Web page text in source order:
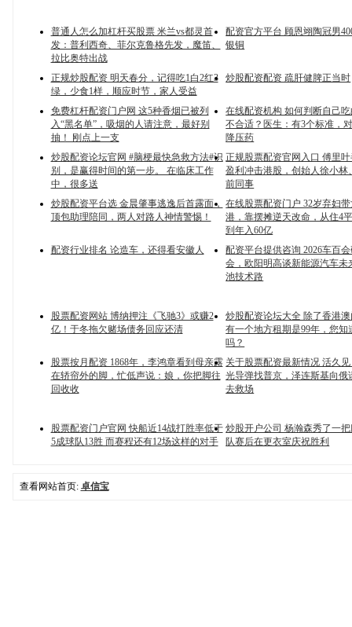
普通人怎么加杠杆买股票 米兰vs都灵首
发：普利西奇、菲尔克鲁格先发，魔笛、
拉比奥特出战
配资官方平台 顾恩翊陶冠男
银铜
正规炒股配资 明天春分，记得吃1白2红3
绿，少食1样，顺应时节，家人受益
炒股配资配资 疏肝健脾正当时
免费杠杆配资门户网 这5种香烟已被列
入“黑名单”，吸烟的人请注意，最好别
抽！ 刚点上一支
在线配资机构 如何判断自己
不合适？医生：有3个标准，
降压药
炒股配资论坛官网 #脑梗最快急救方法#识
别，是赢得时间的第一步。 在临床工作
中，很多送
正规股票配资官网入口 傅里
盈利冲击港股，创始人徐小林
前同事
炒股配资平台选 金晨肇事逃逸后首露面，
顶包助理陪同，两人对路人神情警惕！
在线股票配资门户 32岁弃妇
港，靠摆摊逆天改命，从住4
到年入60亿
配资行业排名 论造车，还得看安徽人
配资平台提供咨询 2026车百
会，欧阳明高谈新能源汽车未
池技术路
股票配资网站 博纳押注《飞驰3》或赚2
亿！于冬拖欠赌场债务回应还清
炒股配资论坛大全 除了香港
有一个地方租期是99年，您知
吗？
股票按月配资 1868年，李鸿章看到母亲露
在轿帘外的脚，忙低声说：娘，你把脚往
回收收
关于股票配资最新情况 活久
光导弹找普京，泽连斯基向俄
去救场
股票配资门户官网 快船近14战打胜率低于
5成球队13胜 而赛程还有12场这样的对手
炒股开户公司 杨瀚森秀了一
队赛后在更衣室庆祝胜利
查看网站首页: 卓信宝